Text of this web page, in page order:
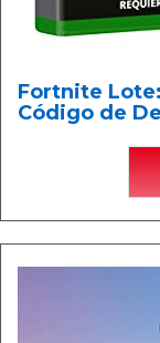
Fortnite
Código de